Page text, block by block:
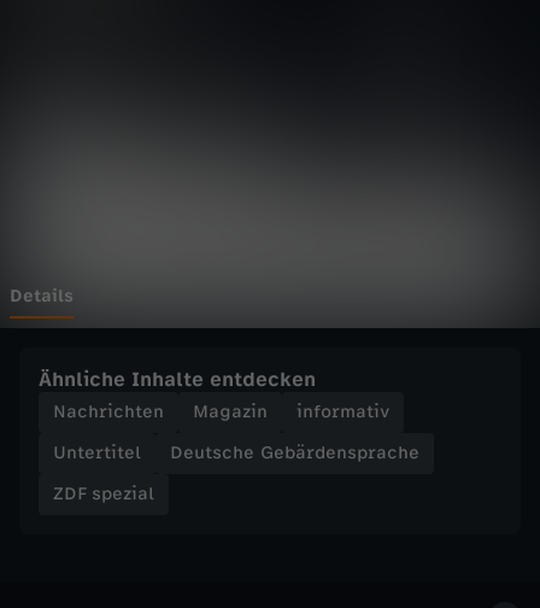
m
k
l
Details
Ähnliche Inhalte entdecken
Nachrichten Magazin
informativ
Untertitel
Deutsche Gebärdensprache
ZDF spezial